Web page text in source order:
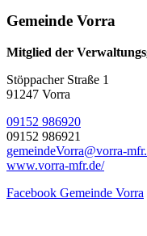
Gemeinde Vorra
Mitglied der
Stöppacher Straße 1
91247 Vorra
09152 986920
09152 986921
gemeindeVorra@vorra-
www.vorra-mfr.de/
Facebook Gemeinde Vorra